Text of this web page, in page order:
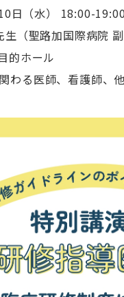
日（水） 18:00-19:00
（聖路加国際病院
的ホール
わる医師、看護師、